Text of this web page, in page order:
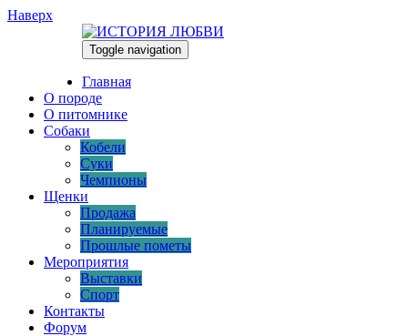
Наверх
Toggle navigation
Главная
О породе
О питомнике
Собаки
Кобели
Суки
Чемпионы
Щенки
Продажа
Планируемые
Прошлые пометы
Мероприятия
Выставки
Спорт
Контакты
Форум